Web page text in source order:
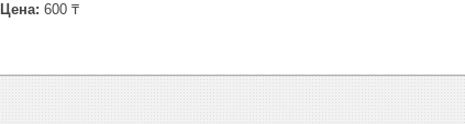
Цена: 600 ₸